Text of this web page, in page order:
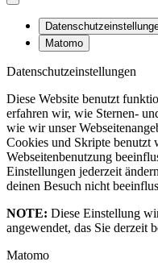
Matomo
Datenschutzeinstellungen
Diese Website benutzt
erfahren wir, wie Sternen-
wie wir unser
Cookies und Skripte benutzt
Webseitenbenutzung
Einstellungen jederzeit
deinen Besuch nicht
NOTE: Diese Einstellung
angewendet, das Sie derzeit
Matomo